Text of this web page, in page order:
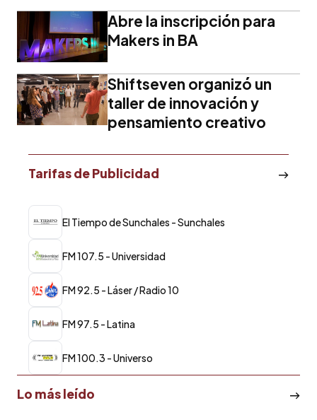
Abre la inscripción para
Makers in BA
Shiftseven organizó un
taller de innovación y
pensamiento creativo
Tarifas de Publicidad
El Tiempo de Sunchales - Sunchales
FM 107.5 - Universidad
FM 92.5 - Láser / Radio 10
FM 97.5 - Latina
FM 100.3 - Universo
Lo más leído